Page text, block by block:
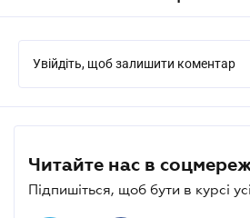
Увійдіть, щоб залишити коментар
Читайте нас в
Підпишіться, щоб бути в курсі